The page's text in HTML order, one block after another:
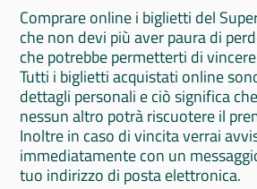
Comprare online i biglietti del
che non devi più aver paura di
che potrebbe permetterti di
Tutti i biglietti acquistati online
dettagli personali e ciò significa
nessun altro potrà riscuotere il
Inoltre in caso di vincita verrai
immediatamente con un
tuo indirizzo di posta elettronica.